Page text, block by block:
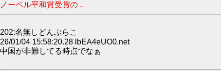
ノーベル平和賞受賞の ..
202:名無しどんぶらこ
26/01/04 15:58:20.28 lbEA4eUO0.net
中国が非難してる時点でなぁ